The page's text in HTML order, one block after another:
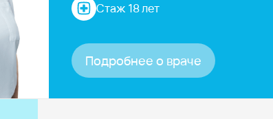
Стаж 18 лет
Подробнее о враче